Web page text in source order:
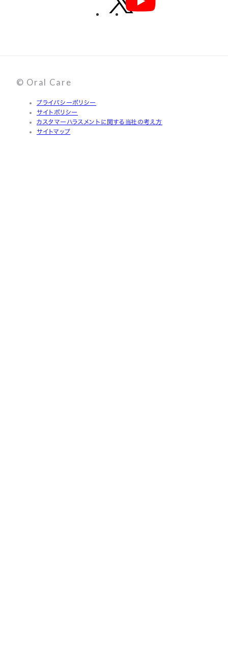
© Oral Care
プライバシーポリシー
サイトポリシー
カスタマーハラスメントに関する当社の考え方
サイトマップ